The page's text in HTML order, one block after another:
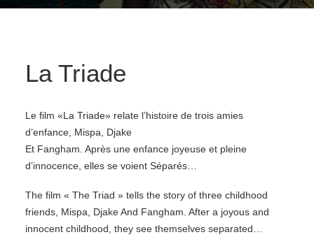
La Triade
Le film «La Triade» relate l’histoire de trois amies
d’enfance, Mispa, Djake
Et Fangham. Après une enfance joyeuse et pleine
d’innocence, elles se voient Séparés…
The film « The Triad » tells the story of three childhood
friends, Mispa, Djake And Fangham. After a joyous and
innocent childhood, they see themselves separated…